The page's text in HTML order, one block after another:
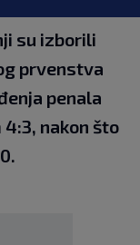
su izborili
prvenstva
penala
nakon što